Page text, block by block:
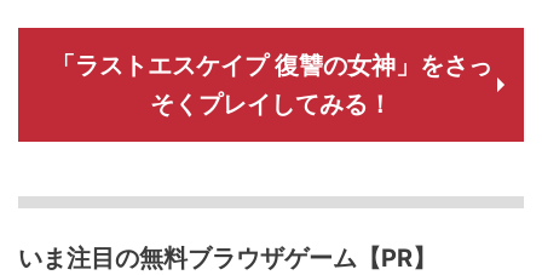
「ラストエスケイプ 復讐の女神」をさっ
そくプレイしてみる！
いま注目の無料ブラウザゲーム【PR】